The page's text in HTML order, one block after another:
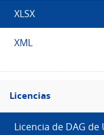
XLSX
XML
Filtro
Licencias
Licencias
Licencia de DAG de